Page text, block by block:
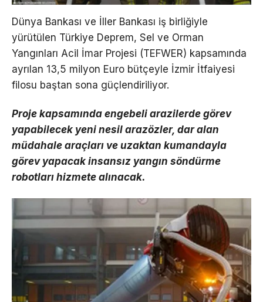
Dünya Bankası ve İller Bankası iş birliğiyle
yürütülen Türkiye Deprem, Sel ve Orman
Yangınları Acil İmar Projesi (TEFWER) kapsamında
ayrılan 13,5 milyon Euro bütçeyle İzmir İtfaiyesi
filosu baştan sona güçlendiriliyor.
Proje kapsamında engebeli arazilerde görev
yapabilecek yeni nesil arazözler, dar alan
müdahale araçları ve uzaktan kumandayla
görev yapacak insansız yangın söndürme
robotları hizmete alınacak.